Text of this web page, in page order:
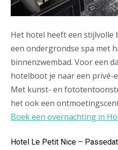
Het hotel heeft een stijlvolle
een ondergrondse spa met
binnenzwembad. Voor een
hotelboot je naar een privé-
Met kunst- en
het ook een
Boek een overnachting in
Hotel Le Petit Nice – Passedat